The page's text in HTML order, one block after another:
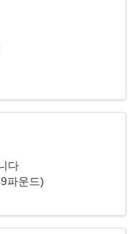
다
파운드)